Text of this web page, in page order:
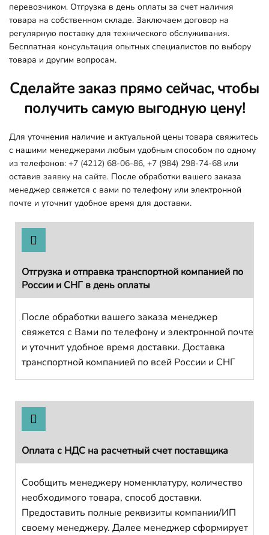
перевозчиком. Отгрузка в день оплаты за счет наличия
товара на собственном складе. Заключаем договор на
регулярную поставку для технического обслуживания.
Бесплатная консультация опытных специалистов по выбору
товара и другим вопросам.
Сделайте заказ прямо сейчас, чтобы
получить самую выгодную цену!
Для уточнения наличие и актуальной цены товара свяжитесь
с нашими менеджерами любым удобным способом по одному
из телефонов: +7 (4212) 68-06-86, +7 (984) 298-74-68 или
оставив заявку на сайте. После обработки вашего заказа
менеджер свяжется с вами по телефону или электронной
почте и уточнит удобное время для доставки.
Отгрузка и отправка транспортной компанией по
России и СНГ в день оплаты
После обработки вашего заказа менеджер
свяжется с Вами по телефону и электронной почте
и уточнит удобное время доставки. Доставка
транспортной компанией по всей России и СНГ
Оплата с НДС на расчетный счет поставщика
Сообщить менеджеру номенклатуру, количество
необходимого товара, способ доставки.
Предоставить полные реквизиты компании/ИП
своему менеджеру. Далее менеджер сформирует